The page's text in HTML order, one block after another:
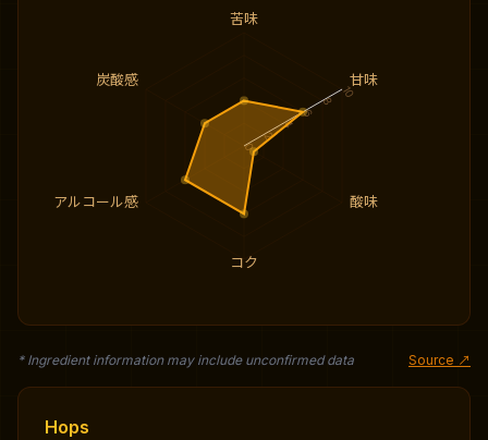
苦味
甘味
酸味
コク
アルコール感
炭酸感
0
2
4
6
8
10
* Ingredient information may include unconfirmed data Source ↗
Hops